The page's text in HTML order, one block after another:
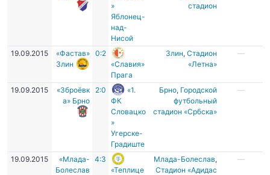
»
Яблонец-
над-
Нисой
стадион
19.09.2015
«Фастав»
Злин
0:2
«Славия»
Прага
Злин,Cтадион
«Летна»
—
19.09.2015
«Зброёвк
а» Брно
2:0
«1.
ФК
Словацко
»
Угерске-
Градиште
Брно, Городской
футбольный
стадион «Србска»
—
19.09.2015
«Млада-
Болеслав
4:3
«Теплице
Млада-Болеслав,
Стадион «Адидас
—